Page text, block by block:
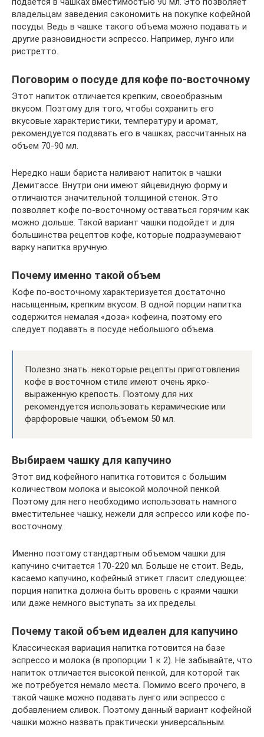
владельцам заведения сэкономить на покупке кофейной
посуды. Ведь в чашке такого объема можно подавать и
другие разновидности эспрессо. Например, лунго или
ристретто.
Поговорим о посуде для кофе по-восточному
Этот напиток отличается крепким, своеобразным
вкусом. Поэтому для того, чтобы сохранить его
вкусовые характеристики, температуру и аромат,
рекомендуется подавать его в чашках, рассчитанных на
объем 70-90 мл.
Нередко наши бариста наливают напиток в чашки
Демитассе. Внутри они имеют яйцевидную форму и
отличаются значительной толщиной стенок. Это
позволяет кофе по-восточному оставаться горячим как
можно дольше. Такой вариант чашки подойдет и для
большинства рецептов кофе, которые подразумевают
варку напитка вручную.
Почему именно такой объем
Кофе по-восточному характеризуется достаточно
насыщенным, крепким вкусом. В одной порции напитка
содержится немалая «доза» кофеина, поэтому его
следует подавать в посуде небольшого объема.
Полезно знать: некоторые рецепты приготовления
кофе в восточном стиле имеют очень ярко-
выраженную крепость. Поэтому для них
рекомендуется использовать керамические или
фарфоровые чашки, объемом 50 мл.
Выбираем чашку для капучино
Этот вид кофейного напитка готовится с большим
количеством молока и высокой молочной пенкой.
Поэтому для него необходимо использовать намного
вместительнее чашку, нежели для эспрессо или кофе по-
восточному.
Именно поэтому стандартным объемом чашки для
капучино считается 170-220 мл. Больше не стоит. Ведь,
касаемо капучино, кофейный этикет гласит следующее:
порция напитка должна быть вровень с краями чашки
или даже немного выступать за их пределы.
Почему такой объем идеален для капучино
Классическая вариация напитка готовится на базе
эспрессо и молока (в пропорции 1 к 2). Не забывайте, что
напиток отличается высокой пенкой, для которой так
же потребуется немало места. Помимо всего прочего, в
такой чашке можно подавать лунго или эспрессо с
добавлением сливок. Поэтому данный вариант кофейной
чашки можно назвать практически универсальным.